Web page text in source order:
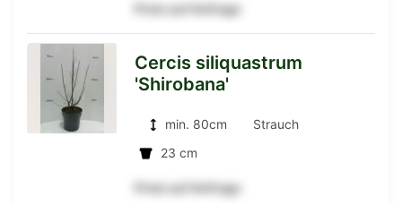
Detailseite
Preis auf Anfrage
Cercis siliquastrum
'Shirobana'
min. 80cm
Strauch
23 cm
Preis auf Anfrage